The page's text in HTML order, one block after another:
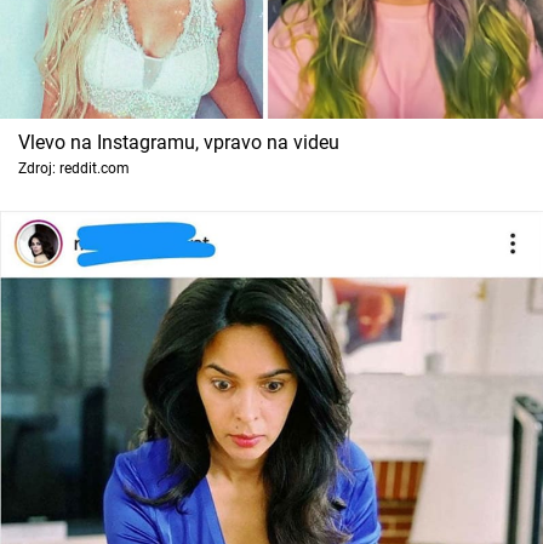
Vlevo na Instagramu, vpravo na videu
Zdroj: reddit.com